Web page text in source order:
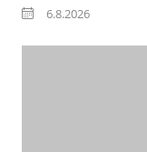
6.8.2026